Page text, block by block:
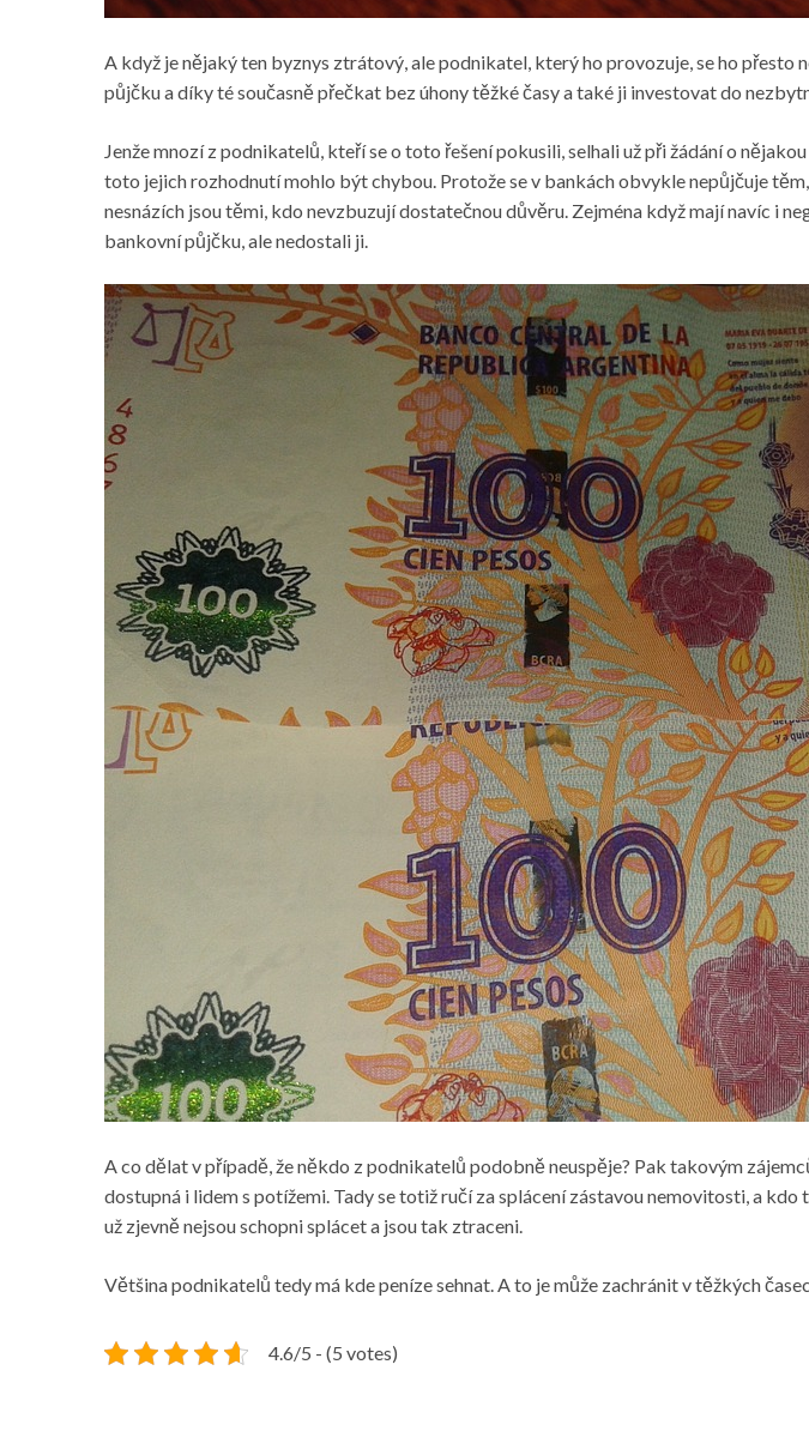
A když je nějaký ten byznys ztrátový, ale podnikatel, který ho provozuje, se ho přesto
půjčku a díky té současně přečkat bez úhony těžké časy a také ji investovat do
Jenže mnozí z podnikatelů, kteří se o toto řešení pokusili, selhali už při žádání o
toto jejich rozhodnutí mohlo býtchybou. Protože se v bankách obvykle nepůjčuje
nesnázích jsou těmi, kdo nevzbuzují dostatečnou důvěru. Zejména když mají navíc i
bankovní půjčku, ale nedostali ji.
A co dělat v případě, že někdo z podnikatelů podobně neuspěje? Pak takovým
dostupná i lidem s potížemi. Tady se totiž ručí za splácení zástavou nemovitosti, a
už zjevně nejsou schopni splácet a jsou tak ztraceni.
Většina podnikatelů tedy má kde peníze sehnat. A to je může zachránit v těžkých
4.6/5 - (5 votes)